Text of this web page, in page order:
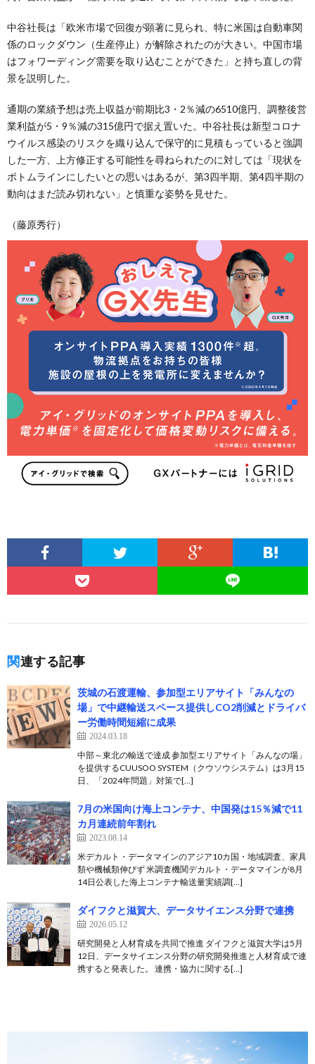
中谷社長は「欧米市場で回復が顕著に見られ、特に米国は自動車関
係のロックダウン（生産停止）が解除されたのが大きい。中国市場
はフォワーディング需要を取り込むことができた」と持ち直しの背
景を説明した。
通期の業績予想は売上収益が前期比3・2％減の6510億円、調整後営
業利益が5・9％減の315億円で据え置いた。中谷社長は新型コロナ
ウイルス感染のリスクを織り込んで保守的に見積もっていると強調
した一方、上方修正する可能性を尋ねられたのに対しては「現状を
ボトムラインにしたいとの思いはあるが、第3四半期、第4四半期の
動向はまだ読み切れない」と慎重な姿勢を見せた。
（藤原秀行）
関連する記事
茨城の石渡運輸、参加型エリアサイト「みんなの
場」で中継輸送スペース提供しCO2削減とドライバ
ー労働時間短縮に成果
2024.03.18
中部～東北の輸送で達成 参加型エリアサイト「みんなの場」
を提供するCUUSOO SYSTEM（クウソウシステム）は3月15
日、「2024年問題」対策で[…]
7月の米国向け海上コンテナ、中国発は15％減で11
カ月連続前年割れ
2023.08.14
米デカルト・データマインのアジア10カ国・地域調査、家具
類や機械類伸びず 米調査機関デカルト・データマインが8月
14日公表した海上コンテナ輸送量実績調[…]
ダイフクと滋賀大、データサイエンス分野で連携
2026.05.12
研究開発と人材育成を共同で推進 ダイフクと滋賀大学は5月
12日、データサイエンス分野の研究開発推進と人材育成で連
携すると発表した。 連携・協力に関する[…]